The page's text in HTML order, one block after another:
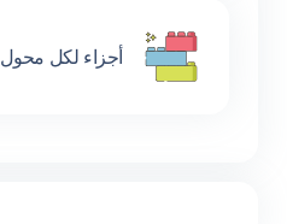
أجزاء لكل محول